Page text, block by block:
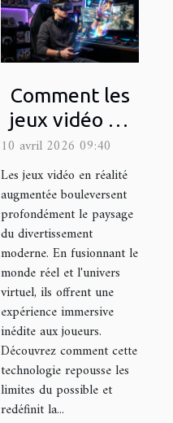
Comment les
jeux vidéo en
réalité
augmentée
transforment-
ils le
divertissement
?
10 avril 2026 09:40
Les jeux vidéo en réalité
augmentée bouleversent
profondément le paysage
du divertissement
moderne. En fusionnant le
monde réel et l'univers
virtuel, ils offrent une
expérience immersive
inédite aux joueurs.
Découvrez comment cette
technologie repousse les
limites du possible et
redéfinit la...